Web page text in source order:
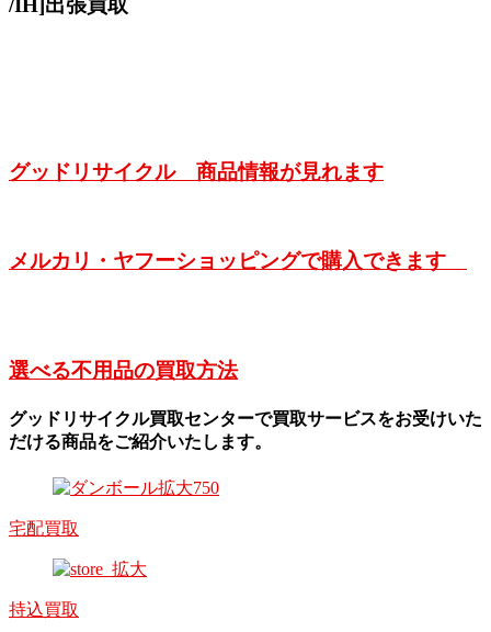
/IH]出張買取
グッドリサイクル 商品情報が見れます
メルカリ・ヤフーショッピングで購入できます
選べる不用品の買取方法
グッドリサイクル買取センターで買取サービスをお受けいた
だける商品をご紹介いたします。
宅配買取
持込買取